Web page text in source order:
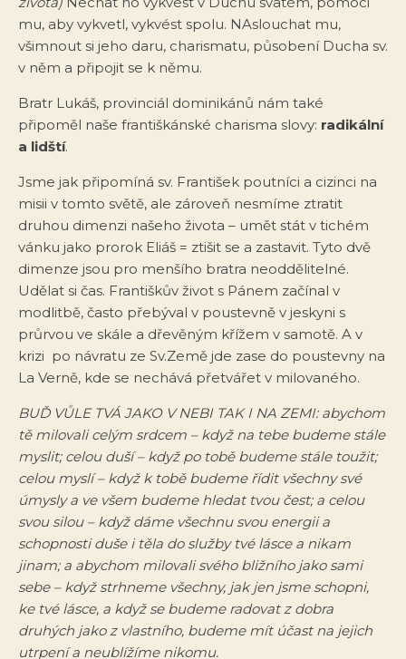
mu, aby vykvetl, vykvést spolu. NAslouchat mu,
všimnout si jeho daru, charismatu, působení Ducha sv.
v něm a připojit se k němu.
Bratr Lukáš, provinciál dominikánů nám také
připoměl naše františkánské charisma slovy: radikální
a lidští.
Jsme jak připomíná sv. František poutníci a cizinci na
misii v tomto světě, ale zároveň nesmíme ztratit
druhou dimenzi našeho života – umět stát v tichém
vánku jako prorok Eliáš = ztišit se a zastavit. Tyto dvě
dimenze jsou pro menšího bratra neoddělitelné.
Udělat si čas. Františkův život s Pánem začínal v
modlitbě, často přebýval v poustevně v jeskyni s
průrvou ve skále a dřevěným křížem v samotě. A v
krizi po návratu ze Sv.Země jde zase do poustevny na
La Verně, kde se nechává přetvářet v milovaného.
BUĎ VŮLE TVÁ JAKO V NEBI TAK I NA ZEMI: abychom
tě milovali celým srdcem – když na tebe budeme stále
myslit; celou duší – když po tobě budeme stále toužit;
celou myslí – když k tobě budeme řídit všechny své
úmysly a ve všem budeme hledat tvou čest; a celou
svou silou – když dáme všechnu svou energii a
schopnosti duše i těla do služby tvé lásce a nikam
jinam; a abychom milovali svého bližního jako sami
sebe – když strhneme všechny, jak jen jsme schopni,
ke tvé lásce, a když se budeme radovat z dobra
druhých jako z vlastního, budeme mít účast na jejich
utrpení a neublížíme nikomu.